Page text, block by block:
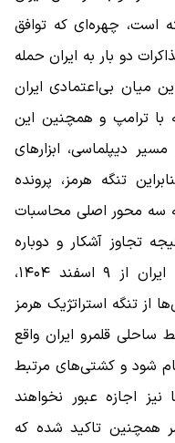
است، چهره‌ای که توافق
مذاکرات دو بار به ایران حمله
میان بی‌اعتمادی ایران
با ترامپ و همچنین این
دیپلماسی، ابزارهای
تنگه هرمز، پرونده
سه محور اصلی محاسبات
تجاوز آشکار و دوباره
امریکا و اسراییل به تمامیت ارضی ایران از ۹ اسفند ۱۴۰۴،
از تنگه استراتژیک هرمز
قلمرو ایران واقع
شود و کشتی‌های مرتبط
نیز اجازه عبور نخواهند
همچنین تاکید شده که